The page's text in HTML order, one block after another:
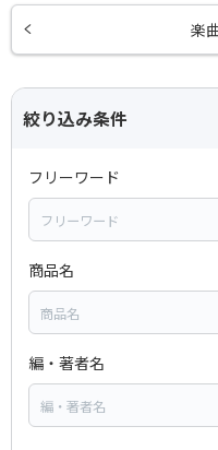
楽
絞り込み条件
フリーワード
商品名
編・著者名